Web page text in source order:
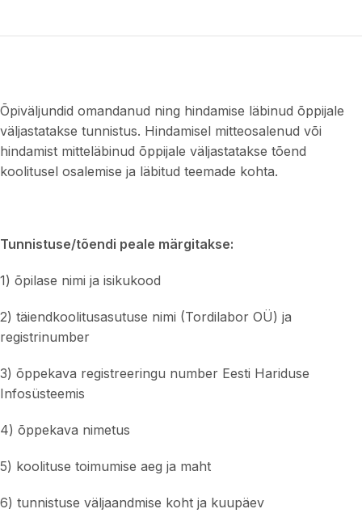
Õpiväljundid omandanud ning hindamise läbinud õppijale
väljastatakse tunnistus. Hindamisel mitteosalenud või
hindamist mitteläbinud õppijale väljastatakse tõend
koolitusel osalemise ja läbitud teemade kohta.
Tunnistuse/tõendi peale märgitakse:
1) õpilase nimi ja isikukood
2) täiendkoolitusasutuse nimi (Tordilabor OÜ) ja
registrinumber
3) õppekava registreeringu number Eesti Hariduse
Infosüsteemis
4) õppekava nimetus
5) koolituse toimumise aeg ja maht
6) tunnistuse väljaandmise koht ja kuupäev